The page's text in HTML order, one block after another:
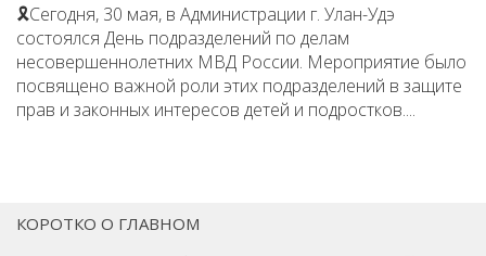
Ирина Шагдурова
Анна Комолова
Сергей Плотников
Купить Билеты
🎗Сегодня, 30 мая, в Администрации г. Улан-Удэ
состоялся День подразделений по делам
несовершеннолетних МВД России. Мероприятие было
посвящено важной роли этих подразделений в защите
прав и законных интересов детей и подростков....
КОРОТКО О ГЛАВНОМ